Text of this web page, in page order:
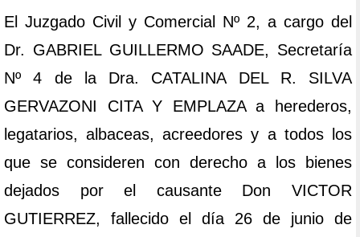
El Juzgado Civil y Comercial Nº 2, a cargo del
Dr. GABRIEL GUILLERMO SAADE, Secretaría
Nº 4 de la Dra. CATALINA DEL R. SILVA
GERVAZONI CITA Y EMPLAZA a herederos,
legatarios, albaceas, acreedores y a todos los
que se consideren con derecho a los bienes
dejados por el causante Don VICTOR
GUTIERREZ, fallecido el día 26 de junio de